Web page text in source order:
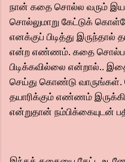
நான் கதை சொல்ல வரும்
சொல்லுமாறு கேட்டுக்
எனக்குப் பிடித்து இருந்தால்
என்ற எண்ணம்.‌ கதை
பிடிக்கவில்லை என்றால்..
செய்து கொண்டு வாருங்கள்.
தயாரிக்கும் எண்ணம்
என்றுதான் நம்பிக்கையுடன்